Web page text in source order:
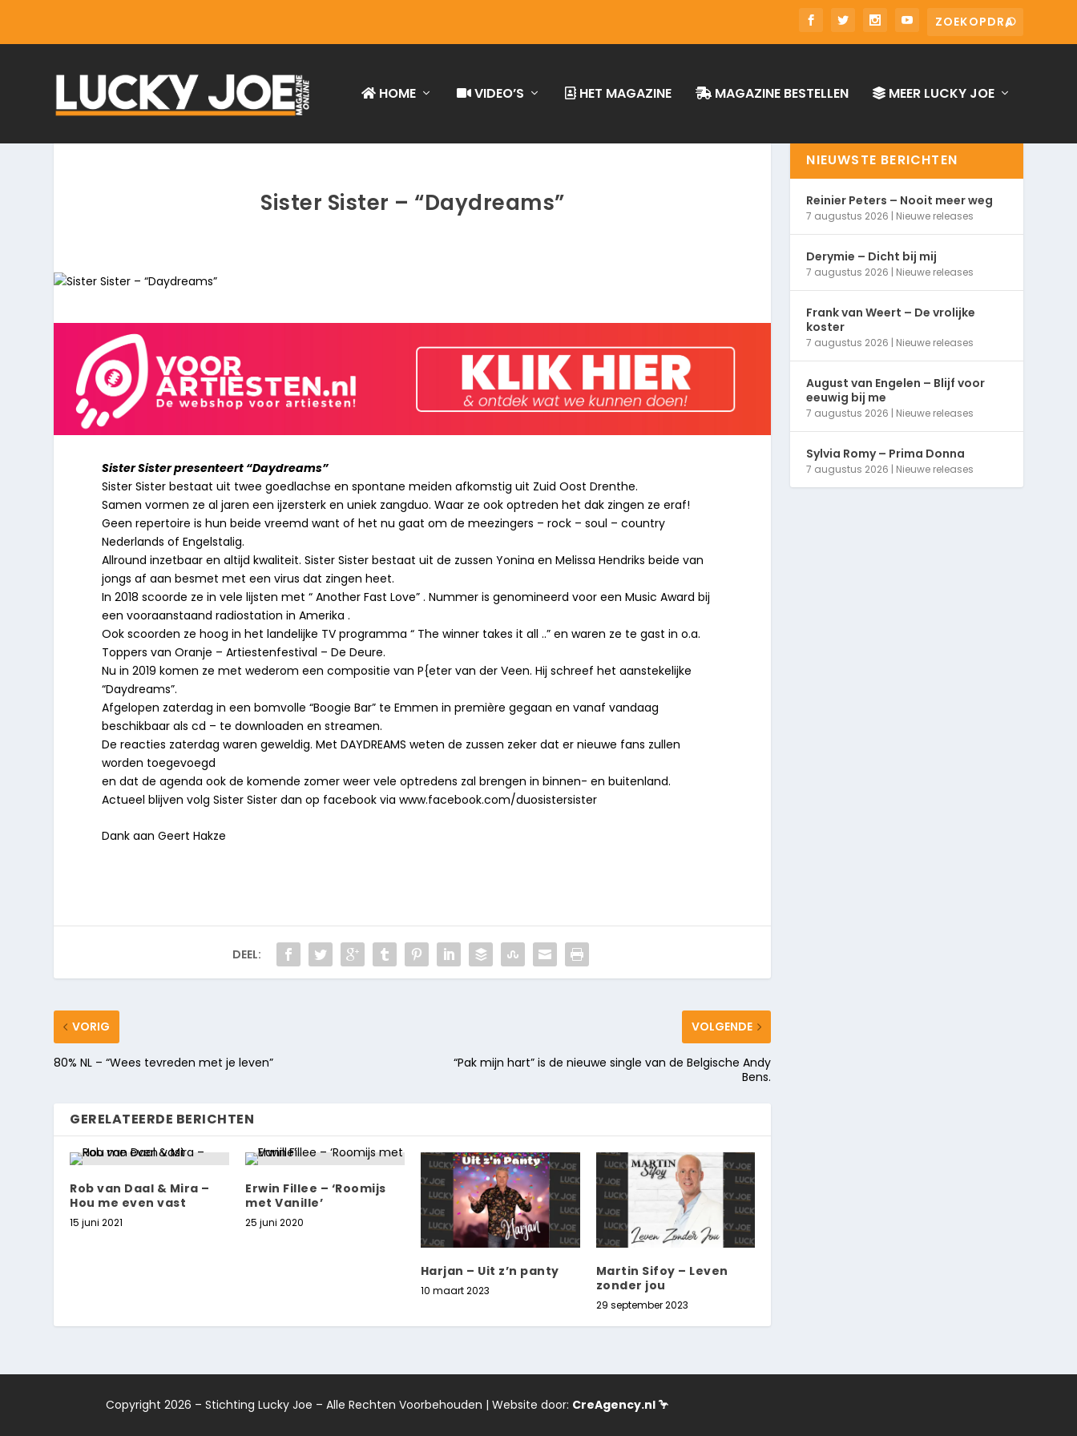
HOME VIDEO’S HET MAGAZINE MAGAZINE BESTELLEN MEER LUCKY JOE
Sister Sister – “Daydreams”
Sister Sister presenteert “Daydreams”
Sister Sister bestaat uit twee goedlachse en spontane meiden afkomstig uit Zuid Oost Drenthe.
Samen vormen ze al jaren een ijzersterk en uniek zangduo. Waar ze ook optreden het dak zingen ze eraf!
Geen repertoire is hun beide vreemd want of het nu gaat om de meezingers – rock – soul – country
Nederlands of Engelstalig.
Allround inzetbaar en altijd kwaliteit. Sister Sister bestaat uit de zussen Yonina en Melissa Hendriks beide van
jongs af aan besmet met een virus dat zingen heet.
In 2018 scoorde ze in vele lijsten met “ Another Fast Love” . Nummer is genomineerd voor een Music Award bij
een vooraanstaand radiostation in Amerika .
Ook scoorden ze hoog in het landelijke TV programma “ The winner takes it all ..” en waren ze te gast in o.a.
Toppers van Oranje – Artiestenfestival – De Deure.
Nu in 2019 komen ze met wederom een compositie van P{eter van der Veen. Hij schreef het aanstekelijke
“Daydreams”.
Afgelopen zaterdag in een bomvolle “Boogie Bar” te Emmen in première gegaan en vanaf vandaag
beschikbaar als cd – te downloaden en streamen.
De reacties zaterdag waren geweldig. Met DAYDREAMS weten de zussen zeker dat er nieuwe fans zullen
worden toegevoegd
en dat de agenda ook de komende zomer weer vele optredens zal brengen in binnen- en buitenland.
Actueel blijven volg Sister Sister dan op facebook via www.facebook.com/duosistersister
Dank aan Geert Hakze
DEEL:
VORIG
80% NL – “Wees tevreden met je leven”
VOLGENDE
“Pak mijn hart” is de nieuwe single van de Belgische Andy
Bens.
GERELATEERDE BERICHTEN
Rob van Daal & Mira –
Hou me even vast
15 juni 2021
Erwin Fillee – ‘Roomijs
met Vanille’
25 juni 2020
Harjan – Uit z’n panty
10 maart 2023
Martin Sifoy – Leven
zonder jou
29 september 2023
NIEUWSTE BERICHTEN
Reinier Peters – Nooit meer weg
7 augustus 2026 | Nieuwe releases
Derymie – Dicht bij mij
7 augustus 2026 | Nieuwe releases
Frank van Weert – De vrolijke
koster
7 augustus 2026 | Nieuwe releases
August van Engelen – Blijf voor
eeuwig bij me
7 augustus 2026 | Nieuwe releases
Sylvia Romy – Prima Donna
7 augustus 2026 | Nieuwe releases
Copyright 2026 – Stichting Lucky Joe – Alle Rechten Voorbehouden | Website door: CreAgency.nl 🦩